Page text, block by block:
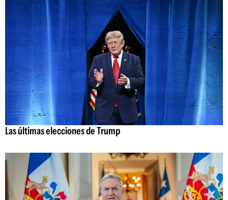
Las últimas elecciones de Trump